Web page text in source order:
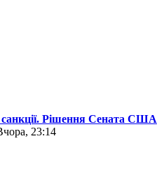
санкції. Рішення Сената США
23:14